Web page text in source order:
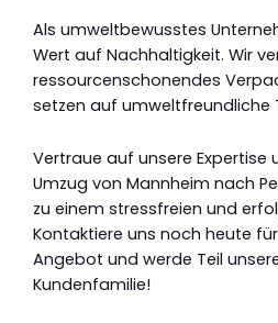
Als umweltbewusstes
Wert auf Nachhaltigkeit. Wir
ressourcenschonendes
setzen auf umweltfreundliche
Vertraue auf unsere Expertise
Umzug von Mannheim nach
zu einem stressfreien und
Kontaktiere uns noch heute
Angebot und werde Teil
Kundenfamilie!